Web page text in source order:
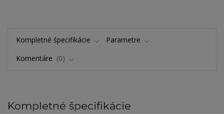
Kompletné špecifikácie
Parametre
Komentáre
0
Kompletné špecifikácie